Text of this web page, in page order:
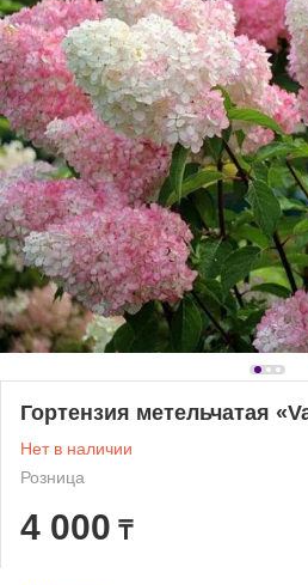
Гортензия метельчатая
Нет в наличии
Розница
4 000 ₸